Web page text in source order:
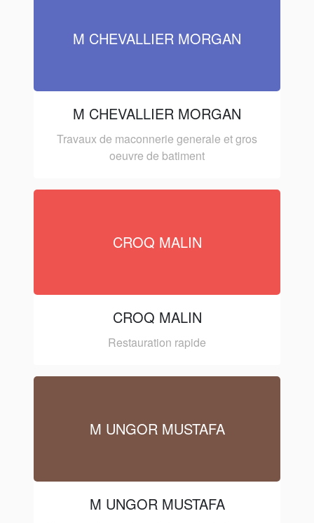
M CHEVALLIER MORGAN
M CHEVALLIER MORGAN
Travaux de maconnerie generale et gros
oeuvre de batiment
CROQ MALIN
CROQ MALIN
Restauration rapide
M UNGOR MUSTAFA
M UNGOR MUSTAFA